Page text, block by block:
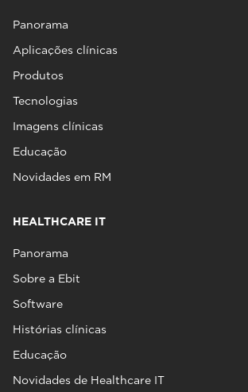
Panorama
Aplicações clínicas
Produtos
Tecnologias
Imagens clínicas
Educação
Novidades em RM
HEALTHCARE IT
Panorama
Sobre a Ebit
Software
Histórias clínicas
Educação
Novidades de Healthcare IT